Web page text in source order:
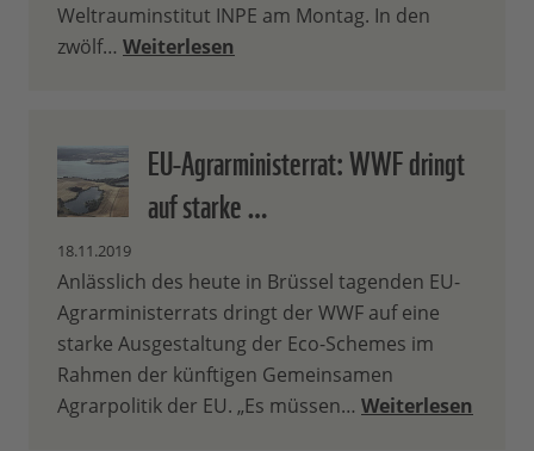
Weltrauminstitut INPE am Montag. In den
zwölf… Weiterlesen
EU-Agrarministerrat: WWF dringt
auf starke …
18.11.2019
Anlässlich des heute in Brüssel tagenden EU-
Agrarministerrats dringt der WWF auf eine
starke Ausgestaltung der Eco-Schemes im
Rahmen der künftigen Gemeinsamen
Agrarpolitik der EU. „Es müssen… Weiterlesen